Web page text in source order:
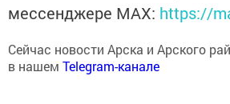
мессенджере MАХ: https://
Сейчас новости Арска и Арского
в нашем Telegram-канале